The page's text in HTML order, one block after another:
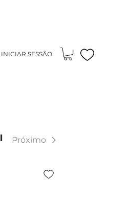
INICIAR SESSÃO
| Próximo